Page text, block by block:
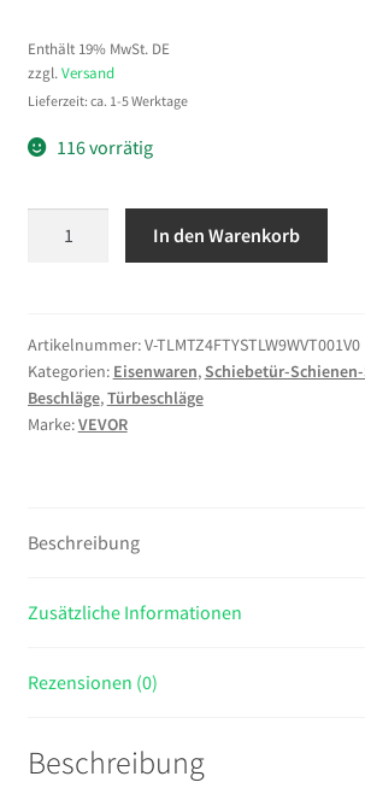
Enthält 19% MwSt. DE
zzgl. Versand
Lieferzeit: ca. 1-5 Werktage
116 vorrätig
mm,
Schiebetürschiene
mit
Soft-
&
Gleiten,
für
45
In den Warenkorb
Artikelnummer:V-TLMTZ4FTYSTLW9WVT001V0
Kategorien: Eisenwaren,Schiebetür-
Beschläge,Türbeschläge
Marke:VEVOR
Beschreibung
Zusätzliche Informationen
Rezensionen (0)
Beschreibung